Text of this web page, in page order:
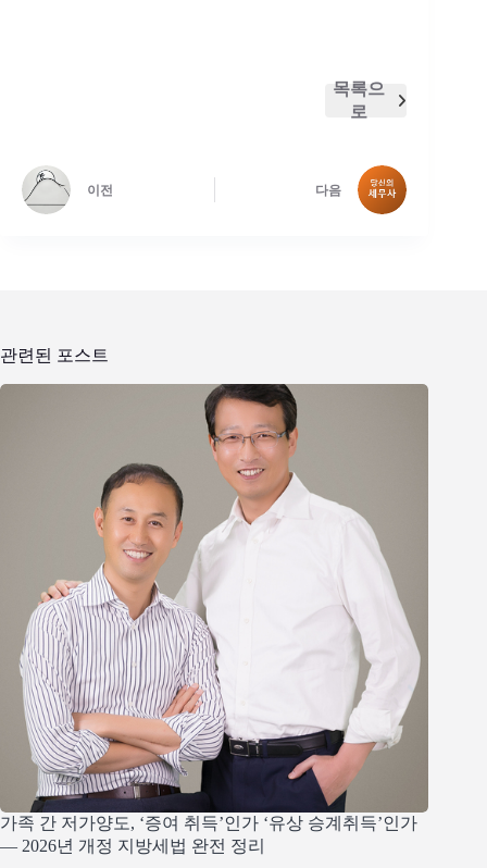
목록으
로
이전 다음
관련된 포스트
가족 간 저가양도, ‘증여 취득’인가 ‘유상 승계취득’인가
— 2026년 개정 지방세법 완전 정리